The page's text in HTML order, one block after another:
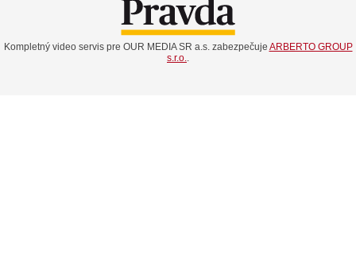
Kompletný video servis pre OUR MEDIA SR a.s. zabezpečuje ARBERTO GROUP
s.r.o..